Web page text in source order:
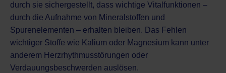
durch sie sichergestellt, dass wichtige Vitalfunktionen –
durch die Aufnahme von Mineralstoffen und
Spurenelementen – erhalten bleiben. Das Fehlen
wichtiger Stoffe wie Kalium oder Magnesium kann unter
anderem Herzrhythmusstörungen oder
Verdauungsbeschwerden auslösen.